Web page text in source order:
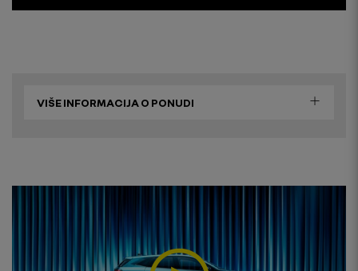
VIŠE INFORMACIJA O PONUDI